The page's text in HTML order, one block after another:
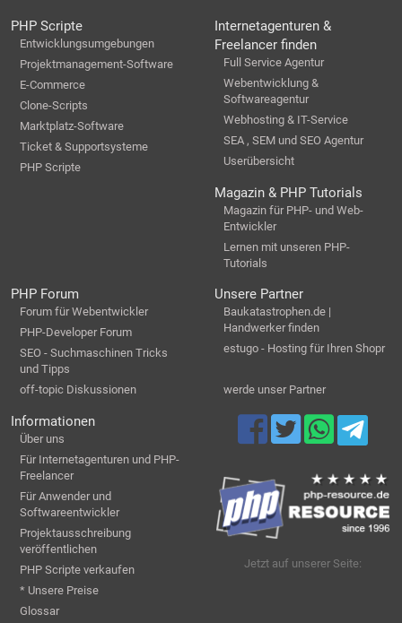
PHP Scripte
Entwicklungsumgebungen
Projektmanagement-Software
E-Commerce
Clone-Scripts
Marktplatz-Software
Ticket & Supportsysteme
PHP Scripte
Internetagenturen &
Freelancer finden
Full Service Agentur
Webentwicklung &
Softwareagentur
Webhosting & IT-Service
SEA , SEM und SEO Agentur
Userübersicht
Magazin & PHP Tutorials
Magazin für PHP- und Web-
Entwickler
Lernen mit unseren PHP-
Tutorials
PHP Forum
Forum für Webentwickler
PHP-Developer Forum
SEO - Suchmaschinen Tricks
und Tipps
off-topic Diskussionen
Unsere Partner
Baukatastrophen.de |
Handwerker finden
estugo - Hosting für Ihren Shopr
werde unser Partner
Informationen
Über uns
Für Internetagenturen und PHP-
Freelancer
Für Anwender und
Softwareentwickler
Projektausschreibung
veröffentlichen
PHP Scripte verkaufen
* Unsere Preise
Glossar
Jetzt auf unserer Seite: